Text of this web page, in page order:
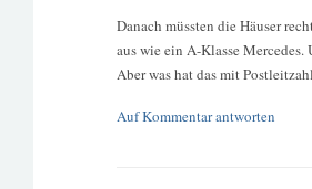
Danach müssten die Häuser
aus wie ein A-Klasse
Aber was hat das mit
Auf Kommentar antworten